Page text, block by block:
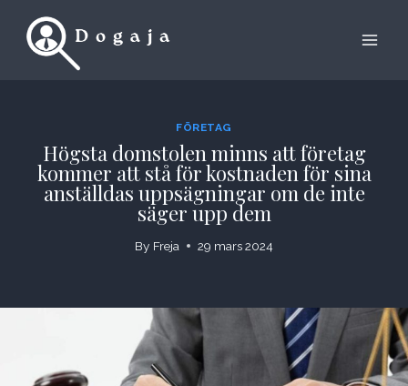
FÖRETAG
Högsta domstolen minns att företag
kommer att stå för kostnaden för sina
anställdas uppsägningar om de inte
säger upp dem
By Freja 29 mars 2024